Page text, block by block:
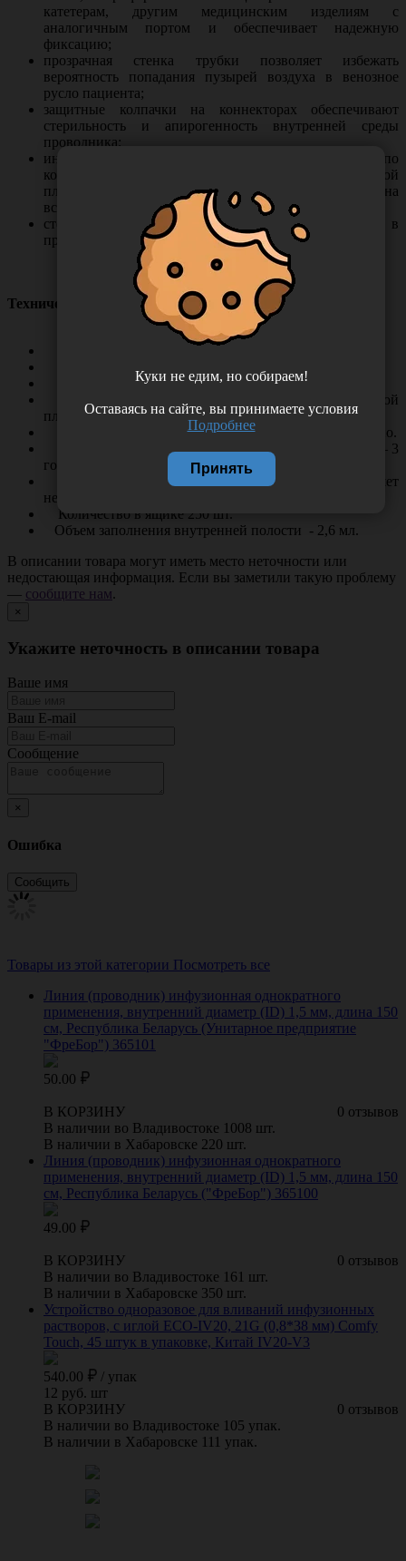
катетерам, другим медицинским изделиям с
аналогичным портом и обеспечивает надежную
фиксацию;
прозрачная стенка трубки позволяет избежать
вероятность попадания пузырей воздуха в венозное
русло пациента;
защитные колпачки на коннекторах обеспечивают
стерильность и апирогенность внутренней среды
проводника;
индивидуальная упаковка состоит из сваренного по
контуру пакета из термоформуемой многослойной
пленки и газопроницаемой бумаги, на которой нанесена
вся информация об изделии;
стерилизация осуществляется окисью этилена в
промышленных стерилизационных камерах.
Технические характеристики
Рабочая длина – 1500 мм.
Стерилизация – газовая, этилен оксидом (ЭО).
Упаковочный материал – пакет из термоформуемой
пленки и газопроницаемой бумаги.
Стерильно, апирогенно, нетоксично, гипоаллергенно.
Гарантийный срок хранения в заводской упаковке – 3
года с даты изготовления.
Срок годности товара на момент поставки составляет
не менее 80% установленного изготовителем.
Количество в ящике 250 шт.
Объем заполнения внутренней полости - 2,6 мл.
В описании товара могут иметь место неточности или
недостающая информация. Если вы заметили такую проблему
— сообщите нам.
×
Укажите неточность в описании товара
Ваше имя
Ваш E-mail
Сообщение
×
Ошибка
Товары из этой категории Посмотреть все
Линия (проводник) инфузионная однократного
применения, внутренний диаметр (ID) 1,5 мм, длина 150
см, Республика Беларусь (Унитарное предприятие
"ФреБор") 365101
50.00
0 отзывов
В КОРЗИНУ
В наличии во Владивостоке 1008 шт.
В наличии в Хабаровске 220 шт.
Линия (проводник) инфузионная однократного
применения, внутренний диаметр (ID) 1,5 мм, длина 150
см, Республика Беларусь ("ФреБор") 365100
49.00
0 отзывов
В КОРЗИНУ
В наличии во Владивостоке 161 шт.
В наличии в Хабаровске 350 шт.
Устройство одноразовое для вливаний инфузионных
растворов, с иглой ECO-IV20, 21G (0,8*38 мм) Comfy
Touch, 45 штук в упаковке, Китай IV20-V3
540.00 / упак
12 руб. шт
0 отзывов
В КОРЗИНУ
В наличии во Владивостоке 105 упак.
В наличии в Хабаровске 111 упак.
Куки не едим, но собираем!
Оставаясь на сайте, вы принимаете условия
Подробнее
Принять